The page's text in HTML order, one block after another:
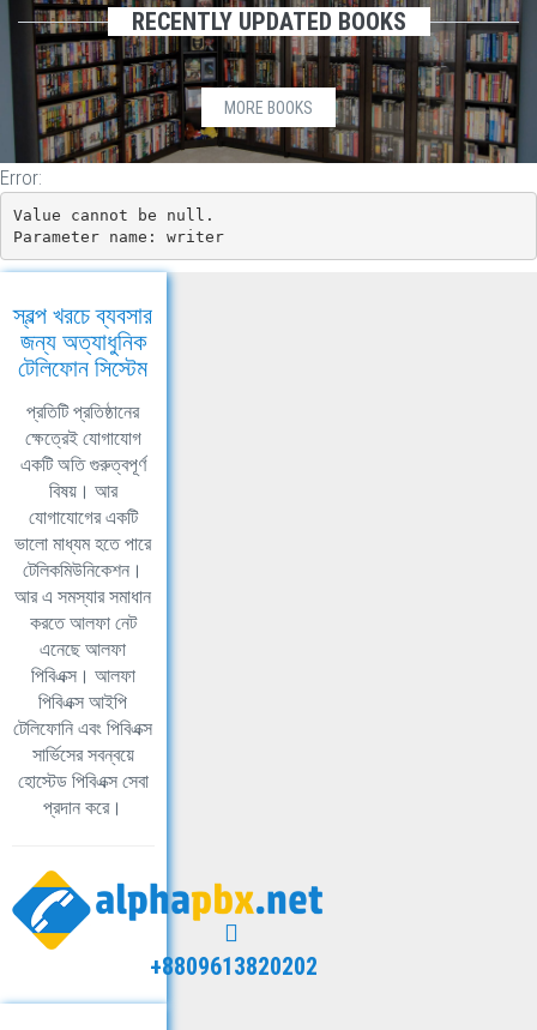
RECENTLY UPDATED BOOKS
MORE BOOKS
Error:
Value cannot be null.
Parameter name: writer
স্বল্প খরচে ব্যবসার
জন্য অত্যাধুনিক
টেলিফোন সিস্টেম
প্রতিটি প্রতিষ্ঠানের
ক্ষেত্রেই যোগাযোগ
একটি অতি গুরুত্বপূর্ণ
বিষয়। আর
যোগাযোগের একটি
ভালো মাধ্যম হতে পারে
টেলিকমিউনিকেশন।
আর এ সমস্যার সমাধান
করতে আলফা নেট
এনেছে আলফা
পিবিএক্স। আলফা
পিবিএক্স আইপি
টেলিফোনি এবং পিবিএক্স
সার্ভিসের সবন্বয়ে
হোস্টেড পিবিএক্স সেবা
প্রদান করে।
+8809613820202